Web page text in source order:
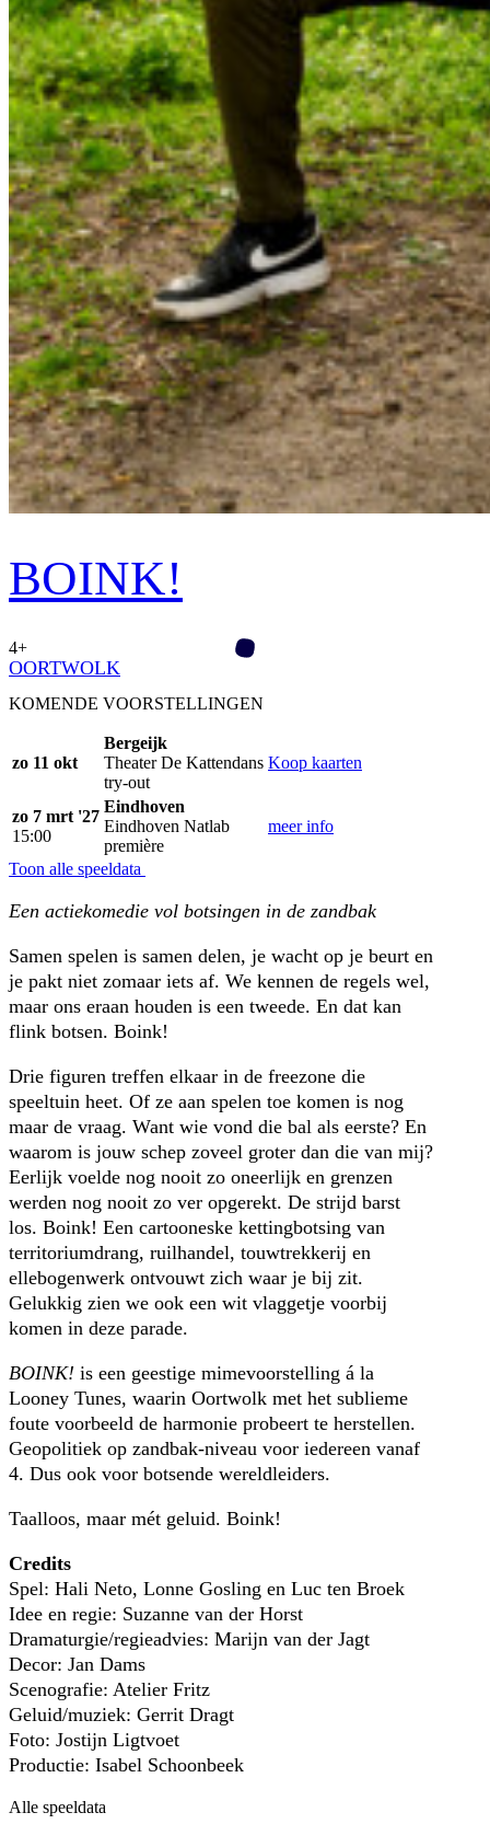
BOINK!
4+
OORTWOLK
KOMENDE VOORSTELLINGEN
zo 11 okt
Bergeijk
Theater De Kattendans
try-out
Koop kaarten
zo 7 mrt '27
15:00
Eindhoven
Eindhoven Natlab
première
meer info
Toon alle speeldata
Een actiekomedie vol botsingen in de zandbak
Samen spelen is samen delen, je wacht op je beurt en
je pakt niet zomaar iets af. We kennen de regels wel,
maar ons eraan houden is een tweede. En dat kan
flink botsen. Boink!
Drie figuren treffen elkaar in de freezone die
speeltuin heet. Of ze aan spelen toe komen is nog
maar de vraag. Want wie vond die bal als eerste? En
waarom is jouw schep zoveel groter dan die van mij?
Eerlijk voelde nog nooit zo oneerlijk en grenzen
werden nog nooit zo ver opgerekt. De strijd barst
los. Boink! Een cartooneske kettingbotsing van
territoriumdrang, ruilhandel, touwtrekkerij en
ellebogenwerk ontvouwt zich waar je bij zit.
Gelukkig zien we ook een wit vlaggetje voorbij
komen in deze parade.
BOINK! is een geestige mimevoorstelling á la
Looney Tunes, waarin Oortwolk met het sublieme
foute voorbeeld de harmonie probeert te herstellen.
Geopolitiek op zandbak-niveau voor iedereen vanaf
4. Dus ook voor botsende wereldleiders.
Taalloos, maar mét geluid. Boink!
Credits
Spel: Hali Neto, Lonne Gosling en Luc ten Broek
Idee en regie: Suzanne van der Horst
Dramaturgie/regieadvies: Marijn van der Jagt
Decor: Jan Dams
Scenografie: Atelier Fritz
Geluid/muziek: Gerrit Dragt
Foto: Jostijn Ligtvoet
Productie: Isabel Schoonbeek
Alle speeldata